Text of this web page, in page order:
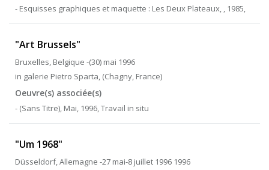
- Esquisses graphiques et maquette : Les Deux Plateaux, , 1985,
"Art Brussels"
Bruxelles, Belgique -(30) mai 1996
in galerie Pietro Sparta, (Chagny, France)
Oeuvre(s) associée(s)
- (Sans Titre), Mai, 1996, Travail in situ
"Um 1968"
Düsseldorf, Allemagne -27 mai-8 juillet 1996 1996